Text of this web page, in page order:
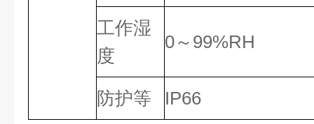
工作湿
度
0～99%RH
防护等 IP66